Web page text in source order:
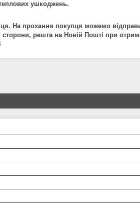
ушкоджень.
На прохання покупця можемо ві
сторони, решта на Новій Пошті при
і